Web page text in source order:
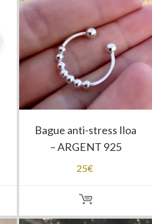
Bague anti-stress Iloa
– ARGENT 925
25€